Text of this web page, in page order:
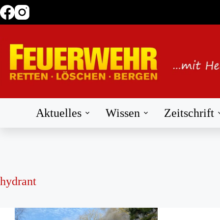
Zum
Inhalt
Aktuelles Wissen Zeitschrift
hydrant